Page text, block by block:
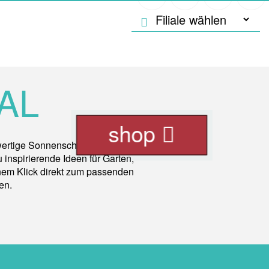
shop
Sonnenschirme und
Ideen für Garten,
Klick direkt zum passenden